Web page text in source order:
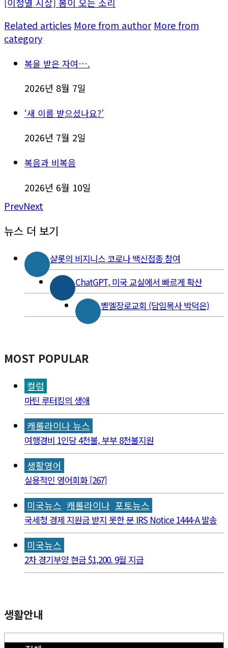
Related articles More from author More from
category
복을 받은 자여….
2026년 8월 7일
‘새 이름 받으셨나요?’
2026년 7월 2일
복음과 비복음
2026년 6월 10일
PrevNext
뉴스 더 보기
샬롯의 비지니스 코로나 백신접종 참여
ChatGPT, 미국 교실에서 빠르게 확산
벧엘장로교회 (담임목사 박덕은)
MOST POPULAR
컬럼
마틴 루터킹의 생애
캐롤라이나 뉴스
여행경비 1인당 4천불, 부부 8천불지원
생활영어
실용적인 영어회화 [267]
미국뉴스 캐롤라이나 포토뉴스
국세청 경제 지원금 받지 못한 분 IRS Notice 1444-A 발송
미국뉴스
2차 경기부양 현금 $1,200. 9월 지급
생활안내